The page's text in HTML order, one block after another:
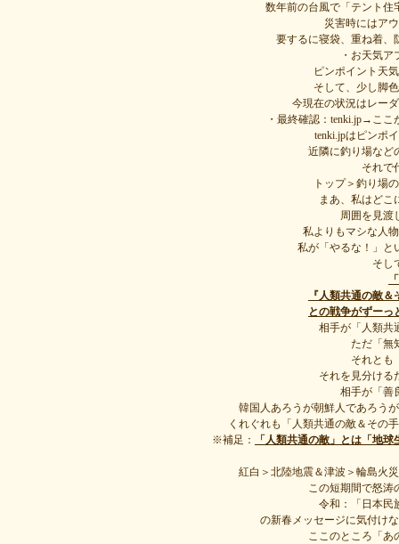
数年前の台風で「テント住
災害時にはア
要するに寝袋、重ね着、
・お天気
ピンポイント天
そして、少し脚
今現在の状況はレー
・最終確認：tenki.jp→こ
tenki.jpはピンポ
近隣に釣り場など
それで
トップ＞釣り場
まあ、私はどこ
周囲を見渡
私よりもマシな人
私が「やるな！」と
そし
『人類共通の敵
との戦争がずーっ
相手が「人類共
ただ「無
それとも
それを見分ける
相手が「善
韓国人あろうが朝鮮人であろう
くれぐれも「人類共通の敵＆その
※補足：
「人類共通の敵」とは「地
紅白＞北陸地震＆津波＞輪島火
この短期間で怒涛
令和：「日本民
の新春メッセージに気付け
ここのところ「あ